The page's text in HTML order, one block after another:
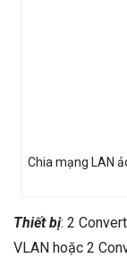
Chia mạng LAN
Thiết bị: 2
VLAN hoặc 2